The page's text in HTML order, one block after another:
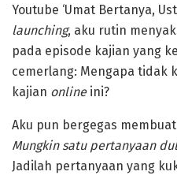
Youtube ‘Umat Bertanya,
launching, aku rutin
pada episode kajian yang
cemerlang: Mengapa tidak
kajian onlineini?
Aku pun bergegas
Mungkin satu pertanyaan
Jadilah pertanyaan yang